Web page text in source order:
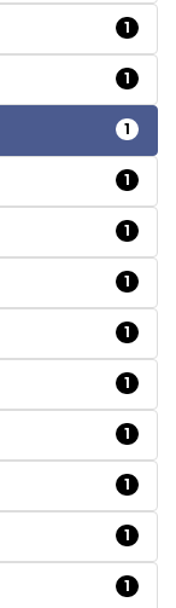
1
1
1
1
1
1
1
1
1
1
1
1